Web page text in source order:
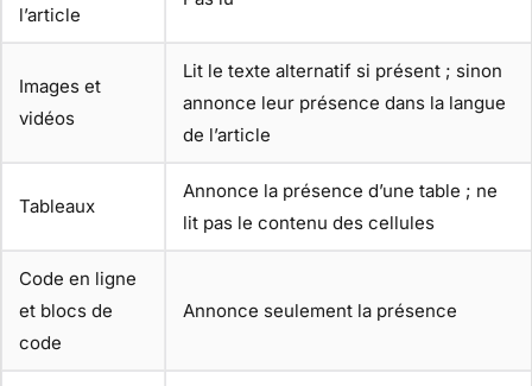
l’article
Images et
vidéos
Lit le texte alternatif si présent ; sinon
annonce leur présence dans la langue
de l’article
Tableaux
Annonce la présence d’une table ; ne
lit pas le contenu des cellules
Code en ligne
et blocs de
code
Annonce seulement la présence